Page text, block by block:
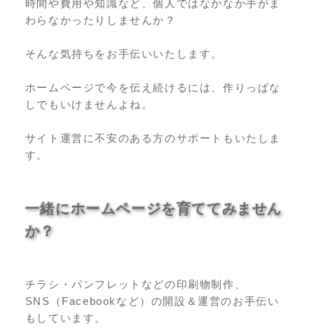
時間や費用や知識など、個人ではなかなか手がま
わらなかったりしませんか？
そんな気持ちをお手伝いいたします。
ホームページで今を伝え続けるには、作りっぱな
しでもいけませんよね。
サイト運営に不安のある方のサポートもいたしま
す。
一緒にホームページを育ててみません
か？
チラシ・パンフレットなどの印刷物制作、
SNS（Facebookなど）の開設＆運営のお手伝い
もしています。